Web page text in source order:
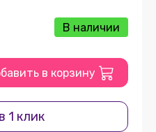
В наличии
в корзину
1 клик